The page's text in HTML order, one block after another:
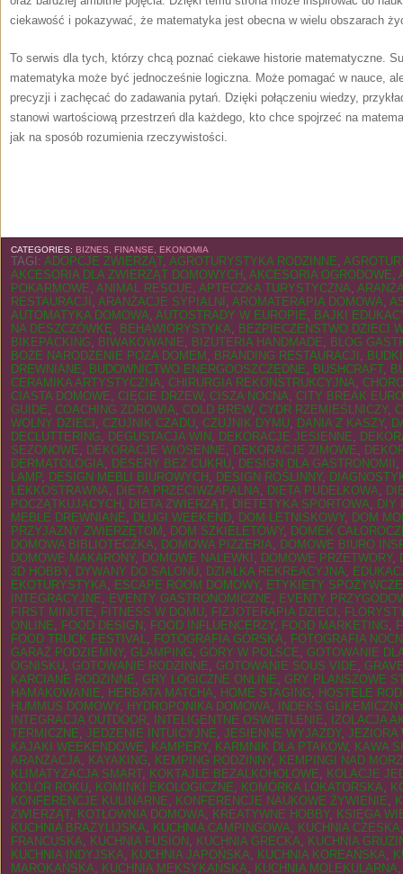
ciekawość i pokazywać, że matematyka jest obecna w wielu obszarach
To serwis dla tych, którzy chcą poznać ciekawe historie matematyczne.
matematyka może być jednocześnie logiczna. Może pomagać w nauce,
precyzji i zachęcać do zadawania pytań. Dzięki połączeniu wiedzy,
stanowi wartościową przestrzeń dla każdego, kto chce spojrzeć na
jak na sposób rozumienia rzeczywistości.
CATEGORIES: BIZNES, FINANSE, EKONOMIA
TAGI: ADOPCJE ZWIERZĄT, AGROTURYSTYKA RODZINNE,
AKCESORIA DLA ZWIERZĄT DOMOWYCH , AKCESORIA OGRODOWE,
POKARMOWE, ANIMAL RESCUE, APTECZKA TURYSTYCZNA,
RESTAURACJI , ARANŻACJE SYPIALNI , AROMATERAPIA DOMOWA,
AUTOMATYKA DOMOWA, AUTOSTRADY W EUROPIE, BAJKI
NA DESZCZÓWKĘ, BEHAWIORYSTYKA, BEZPIECZEŃSTWO DZIECI
BIKEPACKING, BIWAKOWANIE, BIZUTERIA HANDMADE, BLOG
BOŻE NARODZENIE POZA DOMEM , BRANDING RESTAURACJI ,
DREWNIANE, BUDOWNICTWO ENERGOOSZCZĘDNE, BUSHCRAFT,
CERAMIKA ARTYSTYCZNA, CHIRURGIA REKONSTRUKCYJNA,
CIASTA DOMOWE, CIĘCIE DRZEW, CISZA NOCNA, CITY BREAK
GUIDE, COACHING ZDROWIA, COLD BREW, CYDR RZEMIEŚLNICZY,
WOLNY DZIECI , CZUJNIK CZADU, CZUJNIK DYMU, DANIA Z KASZY,
DECLUTTERING, DEGUSTACJA WIN , DEKORACJE JESIENNE,
SEZONOWE, DEKORACJE WIOSENNE, DEKORACJE ZIMOWE,
DERMATOLOGIA, DESERY BEZ CUKRU, DESIGN DLA GASTRONOMII ,
LAMP, DESIGN MEBLI BIUROWYCH , DESIGN ROŚLINNY,
LEKKOSTRAWNA, DIETA PRZECIWZAPALNA, DIETA PUDEŁKOWA,
POCZĄTKUJĄCYCH , DIETA ZWIERZĄT, DIETETYKA SPORTOWA, DIY
MEBLE DREWNIANE, DŁUGI WEEKEND, DOM LETNISKOWY, DOM
PRZYJAZNY ZWIERZĘTOM , DOM SZKIELETOWY, DOMEK
DOMOWA BIBLIOTECZKA, DOMOWA PIZZERIA, DOMOWE BIURO
DOMOWE MAKARONY, DOMOWE NALEWKI , DOMOWE PRZETWORY,
3D HOBBY, DYWANY DO SALONU, DZIAŁKA REKREACYJNA,
EKOTURYSTYKA, ESCAPE ROOM DOMOWY, ETYKIETY SPOŻYWCZE
INTEGRACYJNE, EVENTY GASTRONOMICZNE, EVENTY
FIRST MINUTE, FITNESS W DOMU, FIZJOTERAPIA DZIECI ,
ONLINE, FOOD DESIGN , FOOD INFLUENCERZY, FOOD MARKETING,
FOOD TRUCK FESTIVAL, FOTOGRAFIA GÓRSKA, FOTOGRAFIA
GARAŻ PODZIEMNY, GLAMPING, GÓRY W POLSCE, GOTOWANIE
OGNISKU, GOTOWANIE RODZINNE, GOTOWANIE SOUS VIDE,
KARCIANE RODZINNE, GRY LOGICZNE ONLINE, GRY PLANSZOWE
HAMAKOWANIE, HERBATA MATCHA, HOME STAGING, HOSTELE
HUMMUS DOMOWY, HYDROPONIKA DOMOWA,
INDEKS GLIKEMICZNY
INTEGRACJA OUTDOOR, INTELIGENTNE OŚWIETLENIE, IZOLACJA
TERMICZNE, JEDZENIE INTUICYJNE, JESIENNE WYJAZDY, JEZIORA
KAJAKI WEEKENDOWE, KAMPERY, KARMNIK DLA PTAKÓW, KAWA
ARANŻACJA, KAYAKING, KEMPING RODZINNY, KEMPINGI NAD
KLIMATYZACJA SMART, KOKTAJLE BEZALKOHOLOWE, KOLACJE
KOLOR ROKU, KOMINKI EKOLOGICZNE, KOMÓRKA LOKATORSKA,
KONFERENCJE KULINARNE, KONFERENCJE NAUKOWE ŻYWIENIE,
ZWIERZĄT, KOTŁOWNIA DOMOWA, KREATYWNE HOBBY, KSIĘGA
KUCHNIA BRAZYLIJSKA, KUCHNIA CAMPINGOWA, KUCHNIA CZESKA
FRANCUSKA, KUCHNIA FUSION , KUCHNIA GRECKA, KUCHNIA
KUCHNIA INDYJSKA, KUCHNIA JAPOŃSKA, KUCHNIA KOREAŃSKA,
MAROKAŃSKA, KUCHNIA MEKSYKAŃSKA, KUCHNIA MOLEKULARNA